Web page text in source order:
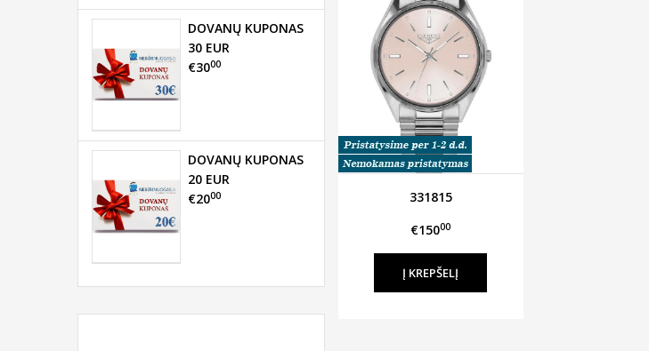
331815
€15000
DOVANŲ KUPONAS
30 EUR
€3000
DOVANŲ KUPONAS
20 EUR
€2000